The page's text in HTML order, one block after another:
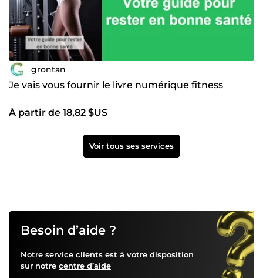
grontan
Je vais vous fournir le livre numérique fitness
À partir de 18,82 $US
Voir tous ses services
Besoin d’aide ?
Notre service clients est à votre disposition
sur notre centre d’aide